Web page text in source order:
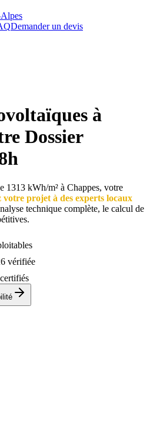
Demander un devis
à
Dossier
1313 kWh/m² à Chappes, votre
votre projet à des experts locaux
technique complète, le calcul de
vérifiée